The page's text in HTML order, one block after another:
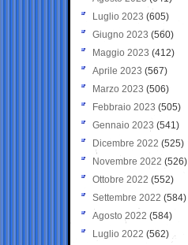
Luglio 2023 (605)
Giugno 2023 (560)
Maggio 2023 (412)
Aprile 2023 (567)
Marzo 2023 (506)
Febbraio 2023 (505)
Gennaio 2023 (541)
Dicembre 2022 (525)
Novembre 2022 (526)
Ottobre 2022 (552)
Settembre 2022 (584)
Agosto 2022 (584)
Luglio 2022 (562)